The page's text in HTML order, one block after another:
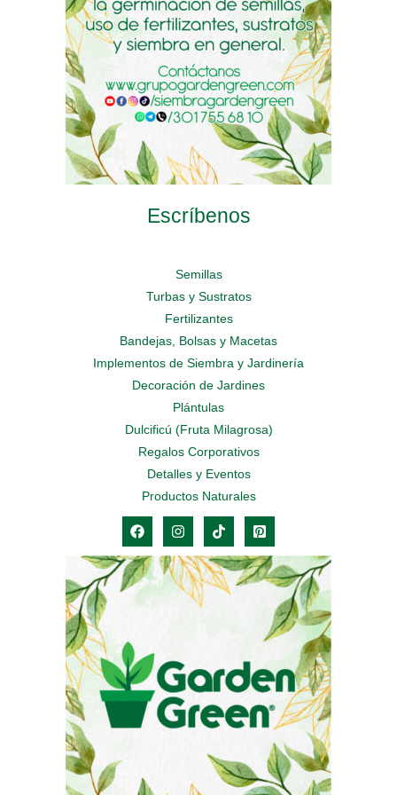
página
de
producto
la
página
de
producto
página
de
producto
Escríbenos
Semillas
Turbas y Sustratos
Fertilizantes
Bandejas, Bolsas y Macetas
Implementos de Siembra y Jardinería
Decoración de Jardines
Plántulas
Dulcificú (Fruta Milagrosa)
Regalos Corporativos
Detalles y Eventos
Productos Naturales